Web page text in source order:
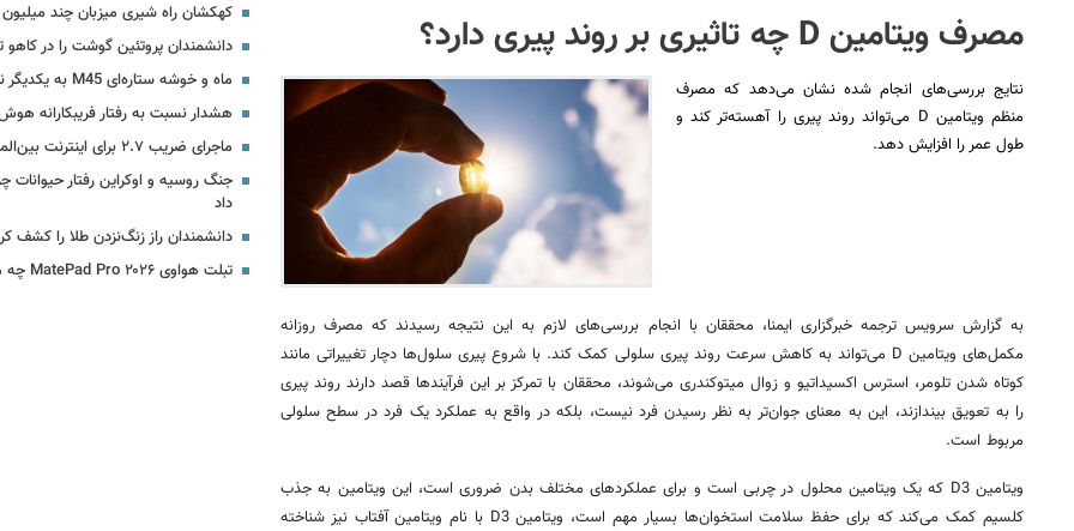
مصرف ویتامین D چه تاثیری بر روند پیری دارد؟
نتایج بررسی‌های انجام شده نشان می‌دهد که مصرف
منظم ویتامین D می‌تواند روند پیری را آهسته‌تر کند و
طول عمر را افزایش دهد.
‌به گزارش سرویس ترجمه خبرگزاری ایمنا، محققان با انجام بررسی‌های لازم به این نتیجه رسیدند که مصرف روزانه
مکمل‌های ویتامین D می‌تواند به کاهش سرعت روند پیری سلولی کمک کند. با شروع پیری سلول‌ها دچار تغییراتی مانند
کوتاه شدن تلومر، استرس اکسیداتیو و زوال میتوکندری می‏‌شوند، محققان با تمرکز بر این فرآیندها قصد دارند روند پیری
را به تعویق بیندازند، این به معنای جوان‌تر به نظر رسیدن فرد نیست، بلکه در واقع به عملکرد یک فرد در سطح سلولی
مربوط است.
ویتامین D3 که یک ویتامین محلول در چربی است و برای عملکردهای مختلف بدن ضروری است، این ویتامین به جذب
کلسیم کمک می‌کند که برای حفظ سلامت استخوان‌ها بسیار مهم است، ویتامین D3 با نام ویتامین آفتاب نیز شناخته
کهکشان راه شیری میزبان چند
دانشمندان پروتئین گوشت را در کاهو
ماه و خوشه ستاره‌ای M45 به یکدیگر نزدیک می‏‌شوند
هشدار نسبت به رفتار فریبکارانه
ماجرای ضریب ۲.۷ برای اینترنت بین‌الملل چیست؟
جنگ روسیه و اوکراین رفتار حیوانات
داد
دانشمندان راز زنگ‌نزدن طلا را کشف
تبلت هواوی MatePad Pro ۲۰۲۶ چه مشخصاتی دارد؟